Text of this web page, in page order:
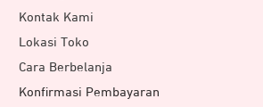
Kontak Kami
Lokasi Toko
Cara Berbelanja
Konfirmasi Pembayaran